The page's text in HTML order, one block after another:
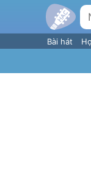
Bài hát